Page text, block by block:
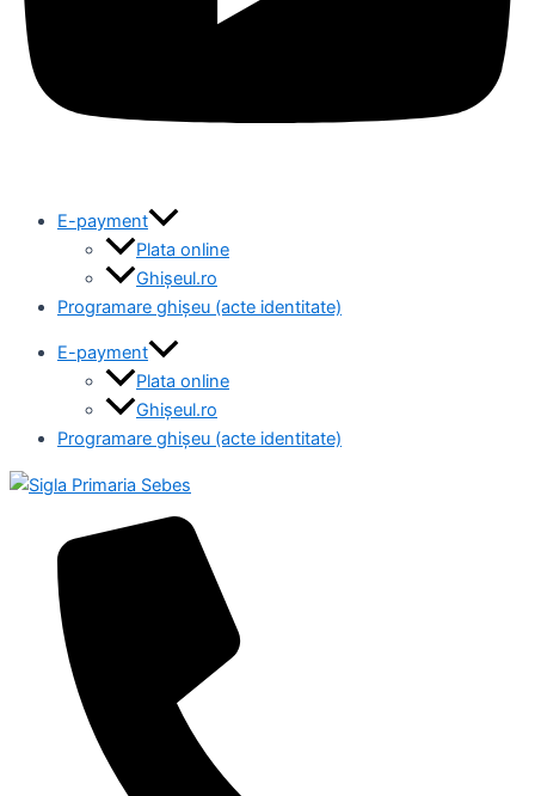
E-payment
Plata online
Ghișeul.ro
Programare ghișeu (acte identitate)
E-payment
Plata online
Ghișeul.ro
Programare ghișeu (acte identitate)